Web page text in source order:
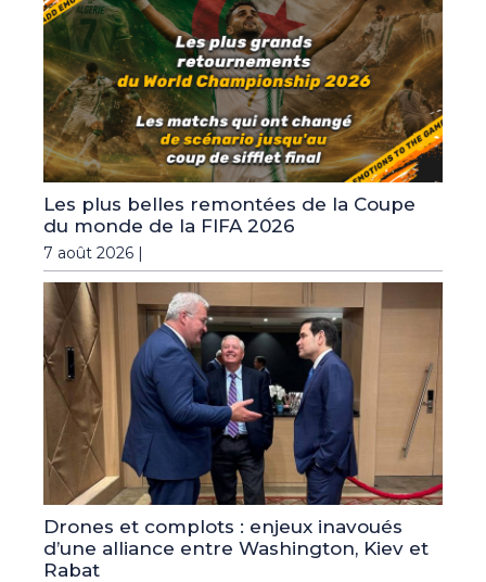
Les plus belles remontées de la Coupe
du monde de la FIFA 2026
7 août 2026 |
Drones et complots : enjeux inavoués
d’une alliance entre Washington, Kiev et
Rabat